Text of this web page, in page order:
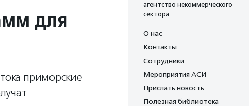
для
приморские
агентство некоммерческого
сектора
О нас
Контакты
Сотрудники
Мероприятия АСИ
Прислать новость
Полезная библиотека